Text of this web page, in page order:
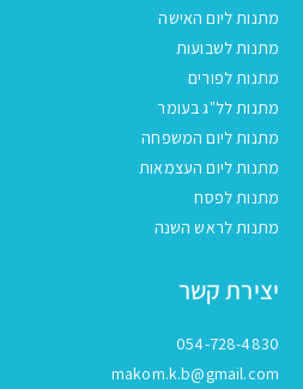
מתנות ליום האישה
מתנות לשבועות
מתנות לפורים
מתנות לל"ג בעומר
מתנות ליום המשפחה
מתנות ליום העצמאות
מתנות לפסח
מתנות לראש השנה
יצירת קשר
054-728-4830
makom.k.b@gmail.com